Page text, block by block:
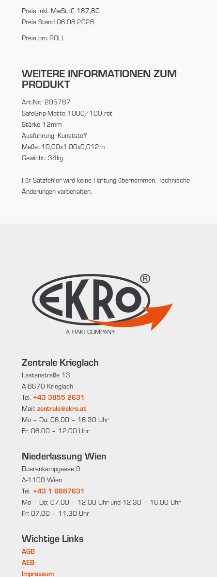
Preis inkl. MwSt.:€ 187,80
Preis Stand 06.08.2026
Preis pro ROLL
WEITERE INFORMATIONEN ZUM
PRODUKT
Art.Nr.: 205787
SafeGrip-Matte 1000/100 rot
Stärke 12mm
Ausführung: Kunststoff
Maße: 10,00x1,00x0,012m
Gewicht: 34kg
Für Satzfehler wird keine Haftung übernommen. Technische
Änderungen vorbehalten.
Zentrale Krieglach
Lastenstraße 13
A-8670 Krieglach
Tel. +43 3855 2631
Mail: zentrale@ekro.at
Mo – Do: 06.00 – 16.30 Uhr
Fr: 06.00 – 12.00 Uhr
Niederlassung Wien
Doerenkampgasse 9
A-1100 Wien
Tel. +43 1 6887631
Mo – Do: 07.00 – 12.00 Uhr und 12.30 – 16.00 Uhr
Fr: 07.00 – 11.30 Uhr
Wichtige Links
AGB
AEB
Impressum